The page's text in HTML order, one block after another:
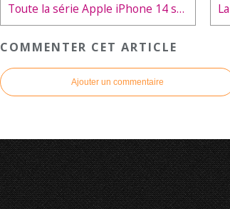
Toute la série Apple iPhone 14 sera équipée d'écrans OLED 120 Hz
COMMENTER CET ARTICLE
Ajouter un commentaire